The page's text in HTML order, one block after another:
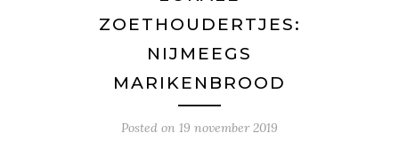
ZOETHOUDERTJES:
NIJMEEGS
MARIKENBROOD
Posted on 19 november 2019